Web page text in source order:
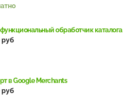
обработчик каталога
руб
в Google Merchants
руб